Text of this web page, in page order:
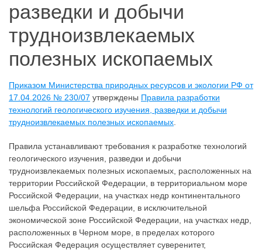
разведки и добычи
трудноизвлекаемых
полезных ископаемых
Приказом Министерства природных ресурсов и экологии РФ от
17.04.2026 № 230/07 утверждены Правила разработки
технологий геологического изучения, разведки и добычи
трудноизвлекаемых полезных ископаемых
Правила устанавливают требования к разработке технологий
геологического изучения, разведки и добычи
трудноизвлекаемых полезных ископаемых, расположенных на
территории Российской Федерации, в территориальном море
Российской Федерации, на участках недр континентального
шельфа Российской Федерации, в исключительной
экономической зоне Российской Федерации, на участках недр,
расположенных в Черном море, в пределах которого
Российская Федерация осуществляет суверенитет,